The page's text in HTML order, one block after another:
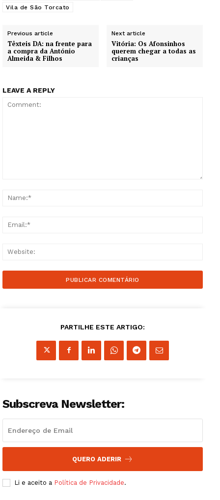
Vila de São Torcato
Previous article
Têxteis DA: na frente para
a compra da António
Almeida & Filhos
Next article
Vitória: Os Afonsinhos
querem chegar a todas as
crianças
LEAVE A REPLY
PARTILHE ESTE ARTIGO:
Subscreva Newsletter:
QUERO ADERIR
Li e aceito a Política de Privacidade.